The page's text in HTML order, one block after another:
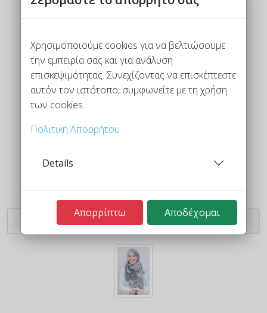
Μαρσάντ Αΐντα
Χρησιμοποιούμε cookies για να βελτιώσουμε
την εμπειρία σας και για ανάλυση
επισκεψιμότητας. Συνεχίζοντας να επισκέπτεστε
αυτόν τον ιστότοπο, συμφωνείτε με τη χρήση
των cookies.
Πολιτική Απορρήτου
Details
Απορρίπτω Αποδέχομαι